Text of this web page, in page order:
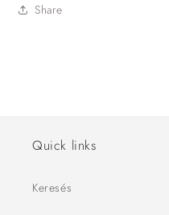
Share
Quick links
Keresés